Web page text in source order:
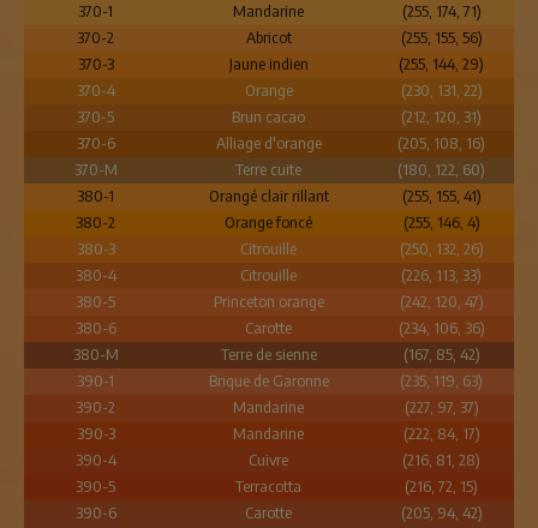
370-1
Mandarine
(255, 174, 71)
370-2
Abricot
(255, 155, 56)
370-3
Jaune indien
(255, 144, 29)
370-4
Orange
(230, 131, 22)
370-5
Brun cacao
(212, 120, 31)
370-6
Alliage d'orange
(205, 108, 16)
370-M
Terre cuite
(180, 122, 60)
380-1
Orangé clair rillant
(255, 155, 41)
380-2
Orange foncé
(255, 146, 4)
380-3
Citrouille
(250, 132, 26)
380-4
Citrouille
(226, 113, 33)
380-5
Princeton orange
(242, 120, 47)
380-6
Carotte
(234, 106, 36)
380-M
Terre de sienne
(167, 85, 42)
390-1
Brique de Garonne
(235, 119, 63)
390-2
Mandarine
(227, 97, 37)
390-3
Mandarine
(222, 84, 17)
390-4
Cuivre
(216, 81, 28)
390-5
Terracotta
(216, 72, 15)
390-6
Carotte
(205, 94, 42)